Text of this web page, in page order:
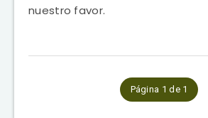
nuestro favor.
Página 1 de 1